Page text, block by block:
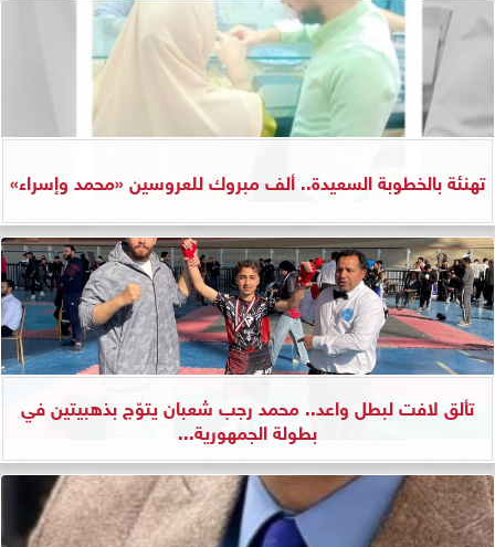
تهنئة بالخطوبة السعيدة.. ألف مبروك للعروسين «محمد وإسراء»
تألق لافت لبطل واعد.. محمد رجب شعبان يتوّج بذهبيتين في
بطولة الجمهورية...